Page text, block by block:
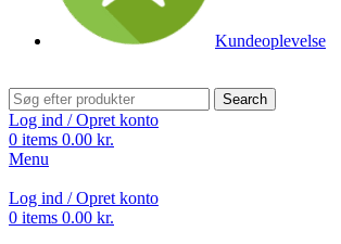
Kundeoplevelse
Search
Log ind / Opret konto
0 items 0.00 kr.
Menu
Log ind / Opret konto
0 items 0.00 kr.